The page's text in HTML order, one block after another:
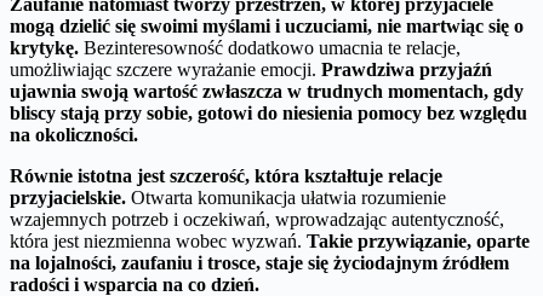
Zaufanie natomiast tworzy przestrzeń, w której przyjaciele
mogą dzielić się swoimi myślami i uczuciami, nie martwiąc się o
krytykę. Bezinteresowność dodatkowo umacnia te relacje,
umożliwiając szczere wyrażanie emocji. Prawdziwa przyjaźń
ujawnia swoją wartość zwłaszcza w trudnych momentach, gdy
bliscy stają przy sobie, gotowi do niesienia pomocy bez względu
na okoliczności.
Równie istotna jest szczerość, która kształtuje relacje
przyjacielskie. Otwarta komunikacja ułatwia rozumienie
wzajemnych potrzeb i oczekiwań, wprowadzając autentyczność,
która jest niezmienna wobec wyzwań. Takie przywiązanie, oparte
na lojalności, zaufaniu i trosce, staje się życiodajnym źródłem
radości i wsparcia na co dzień.